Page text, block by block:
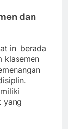
dan
ini berada
klasemen
yang